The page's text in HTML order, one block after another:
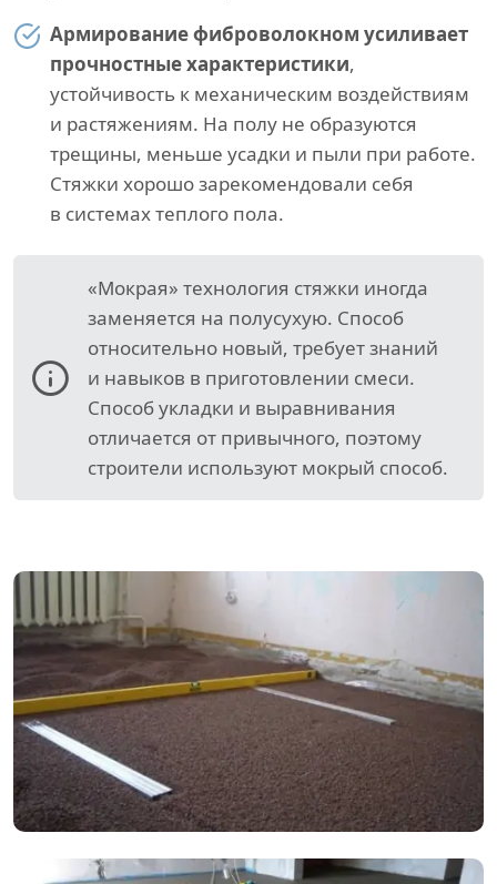
Армирование фиброволокном усиливает
прочностные характеристики,
устойчивость к механическим воздействиям
и растяжениям. На полу не образуются
трещины, меньше усадки и пыли при работе.
Стяжки хорошо зарекомендовали себя
в системах теплого пола.
«Мокрая» технология стяжки иногда
заменяется на полусухую. Способ
относительно новый, требует знаний
и навыков в приготовлении смеси.
Способ укладки и выравнивания
отличается от привычного, поэтому
строители используют мокрый способ.